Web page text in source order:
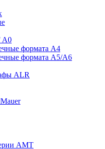
А0
формата А4
формата А5/А6
ALR
AMT